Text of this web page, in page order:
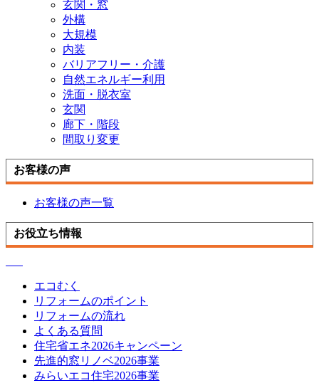
玄関・窓
外構
大規模
内装
バリアフリー・介護
自然エネルギー利用
洗面・脱衣室
玄関
廊下・階段
間取り変更
お客様の声
お客様の声一覧
お役立ち情報
エコむく
リフォームのポイント
リフォームの流れ
よくある質問
住宅省エネ2026キャンペーン
先進的窓リノベ2026事業
みらいエコ住宅2026事業